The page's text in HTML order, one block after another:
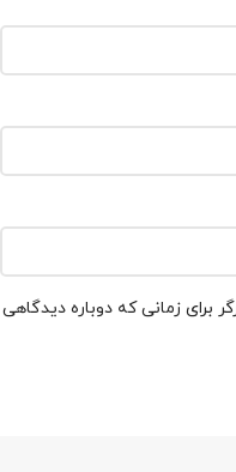
برای زمانی که دوباره دیدگاهی